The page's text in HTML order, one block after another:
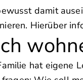
damit
Hierüber
hat eigene